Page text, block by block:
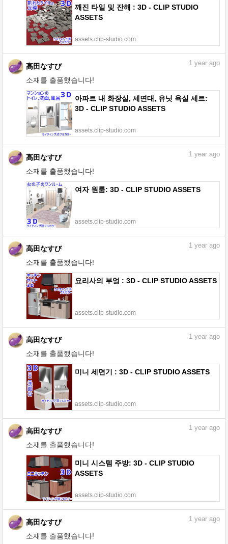
깨진 타일 및 잔해 : 3D - CLIP STUDIO
ASSETS
assets.clip-studio.com
高田なすび
소재를 출품했습니다!
1 year ago
아파트 내 화장실, 세면대, 유닛 욕실 세트:
3D - CLIP STUDIO ASSETS
assets.clip-studio.com
高田なすび
소재를 출품했습니다!
1 year ago
여자 원룸: 3D - CLIP STUDIO ASSETS
assets.clip-studio.com
高田なすび
소재를 출품했습니다!
1 year ago
요리사의 부엌 : 3D - CLIP STUDIO ASSETS
assets.clip-studio.com
高田なすび
소재를 출품했습니다!
1 year ago
미니 세면기 : 3D - CLIP STUDIO ASSETS
assets.clip-studio.com
高田なすび
소재를 출품했습니다!
1 year ago
미니 시스템 주방: 3D - CLIP STUDIO
ASSETS
assets.clip-studio.com
高田なすび
소재를 출품했습니다!
1 year ago